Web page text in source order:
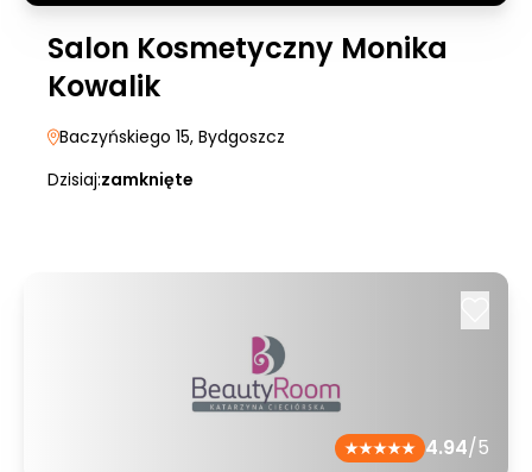
Salon Kosmetyczny Monika
Kowalik
Baczyńskiego 15, Bydgoszcz
Dzisiaj:zamknięte
4.94/5